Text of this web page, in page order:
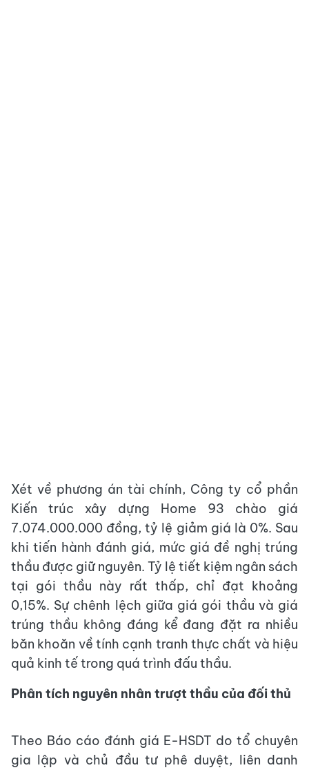
Xét về phương án tài chính, Công ty cổ phần
Kiến trúc xây dựng Home 93 chào giá
7.074.000.000 đồng, tỷ lệ giảm giá là 0%. Sau
khi tiến hành đánh giá, mức giá đề nghị trúng
thầu được giữ nguyên. Tỷ lệ tiết kiệm ngân sách
tại gói thầu này rất thấp, chỉ đạt khoảng
0,15%. Sự chênh lệch giữa giá gói thầu và giá
trúng thầu không đáng kể đang đặt ra nhiều
băn khoăn về tính cạnh tranh thực chất và hiệu
quả kinh tế trong quá trình đấu thầu.
Phân tích nguyên nhân trượt thầu của đối thủ
Theo Báo cáo đánh giá E-HSDT do tổ chuyên
gia lập và chủ đầu tư phê duyệt, liên danh